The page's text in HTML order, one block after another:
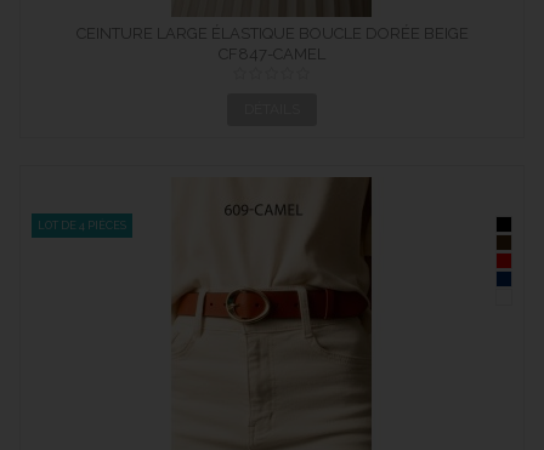
CEINTURE LARGE ÉLASTIQUE BOUCLE DORÉE BEIGE
CF847-CAMEL
LOT DE 4 PIÈCES